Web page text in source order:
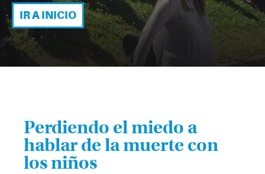
IR A INICIO
Perdiendo el miedo a
hablar de la muerte con
los niños